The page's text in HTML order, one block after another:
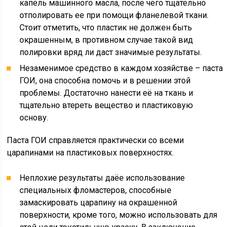
капель машинного масла, после чего тщательно
отполировать ее при помощи фланелевой ткани.
Стоит отметить, что пластик не должен быть
окрашенным, в противном случае такой вид
полировки вряд ли даст значимые результаты.
Незаменимое средство в каждом хозяйстве – паста
ГОИ, она способна помочь и в решении этой
проблемы. Достаточно нанести её на ткань и
тщательно втереть вещество и пластиковую
основу.
Паста ГОИ справляется практически со всеми
царапинами на пластиковых поверхностях.
Неплохие результаты даёе использование
специальных фломастеров, способные
замаскировать царапину на окрашенной
поверхности, кроме того, можно использовать для